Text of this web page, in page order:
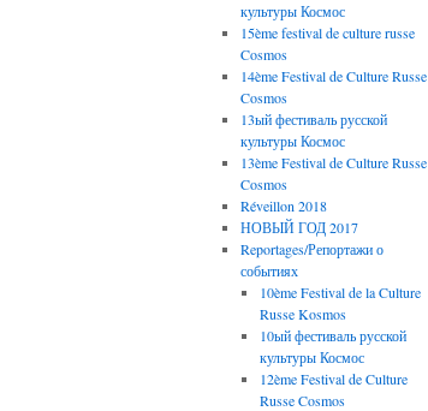
культуры Космос
15ème festival de culture russe
Cosmos
14ème Festival de Culture Russe
Cosmos
13ый фестиваль русской
культуры Космос
13ème Festival de Culture Russe
Cosmos
Réveillon 2018
НОВЫЙ ГОД 2017
Reportages/Репортажи о
событиях
10ème Festival de la Culture
Russe Kosmos
10ый фестиваль русской
культуры Космос
12ème Festival de Culture
Russe Cosmos